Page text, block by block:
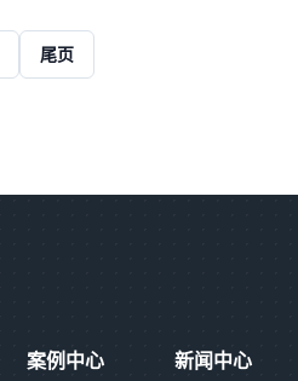
尾页
案例中心 新闻中心